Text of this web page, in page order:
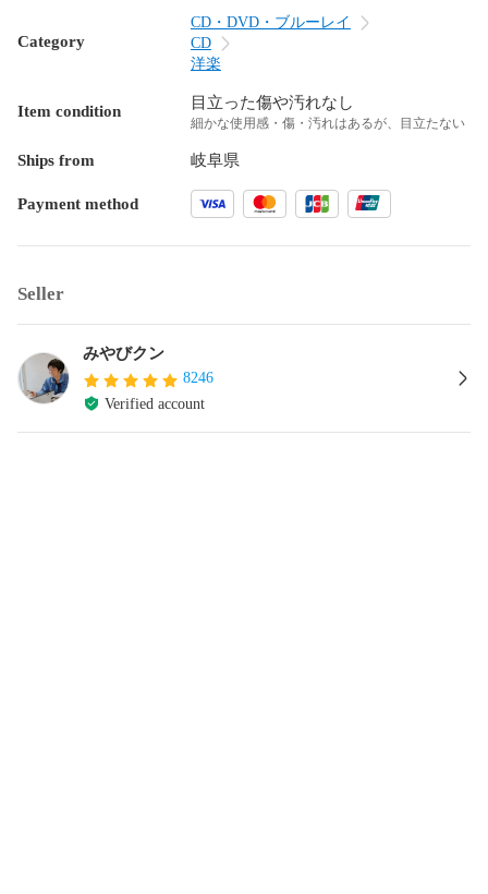
Category
CD・DVD・ブルーレイ
CD
洋楽
Item condition 目立った傷や汚れなし
細かな使用感・傷・汚れはあるが、目立たない
Ships from 岐阜県
Payment method
Seller
みやびクン
8246
Verified account